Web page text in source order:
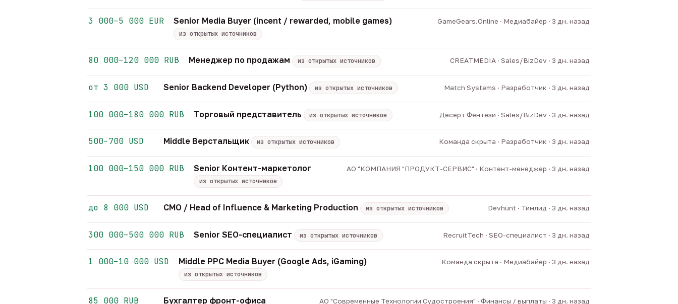
3 000–5 000 EUR Senior Media Buyer (incent / rewarded, mobile games)
из открытых источников
GameGears.Online · Медиабайер · 3 дн. назад
80 000–120 000 RUB Менеджер по продажам из открытых источников CREATMEDIA · Sales/BizDev · 3 дн. назад
от 3 000 USD Senior Backend Developer (Python) из открытых источников Match Systems · Разработчик · 3 дн. назад
100 000–180 000 RUB Торговый представитель из открытых источников Десерт Фентези · Sales/BizDev · 3 дн. назад
500–700 USD Middle Верстальщик из открытых источников Команда скрыта · Разработчик · 3 дн. назад
100 000–150 000 RUB Senior Контент-маркетолог
из открытых источников
АО "КОМПАНИЯ "ПРОДУКТ-СЕРВИС" · Контент-менеджер · 3 дн. назад
до 8 000 USD CMO / Head of Influence & Marketing Production из открытых источников Devhunt · Тимлид · 3 дн. назад
300 000–500 000 RUB Senior SEO-специалист из открытых источников RecruitTech · SEO-специалист · 3 дн. назад
1 000–10 000 USD Middle PPC Media Buyer (Google Ads, iGaming)
из открытых источников
Команда скрыта · Медиабайер · 3 дн. назад
85 000 RUB Бухгалтер фронт-офиса АО "Современные Технологии Судостроения" · Финансы / выплаты · 3 дн. назад